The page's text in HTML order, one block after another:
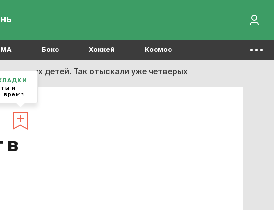
Бокс Хоккей Космос
детей. Так отыскали уже четверых
в
и
время